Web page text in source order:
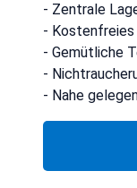
- Zentrale
- Kostenfreies
- Gemütliche
-
- Nahe